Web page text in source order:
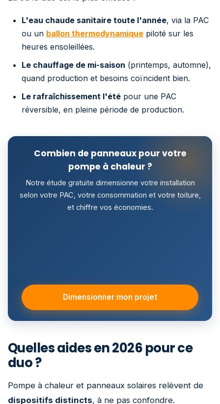
L'eau chaude sanitaire toute l'année, via la PAC
ou un ballon thermodynamique piloté sur les
heures ensoleillées.
Le chauffage de mi-saison (printemps, automne),
quand production et besoins coïncident bien.
Le rafraîchissement l'été pour une PAC
réversible, en pleine période de production.
Combien de panneaux pour votre
pompe à chaleur ?
Notre étude gratuite dimensionne votre installation
selon votre PAC, votre consommation et votre toiture,
et chiffre vos économies.
Dimensionner mon projet
Quelles aides en 2026 pour ce
duo ?
Pompe à chaleur et panneaux solaires relèvent de
dispositifs distincts, à ne pas confondre.